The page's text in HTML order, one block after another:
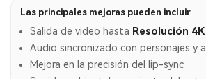
Las principales mejoras pueden incluir
Salida de video hasta Resolución 4K
Audio sincronizado con personajes y
Mejora en la precisión del lip-sync